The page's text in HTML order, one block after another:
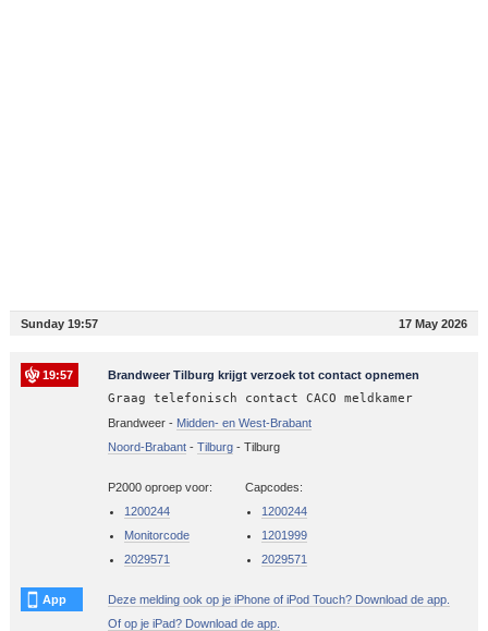
Sunday 19:57 17 May 2026
19:57 Brandweer Tilburg krijgt verzoek tot contact opnemen
Graag telefonisch contact CACO meldkamer
Brandweer - Midden- en West-Brabant
Noord-Brabant- Tilburg- Tilburg
P2000 oproep voor:
1200244
Monitorcode
2029571
Capcodes:
1200244
1201999
2029571
App
Deze melding ook op je iPhone of iPod Touch? Download de app.
Of op je iPad? Download de app.